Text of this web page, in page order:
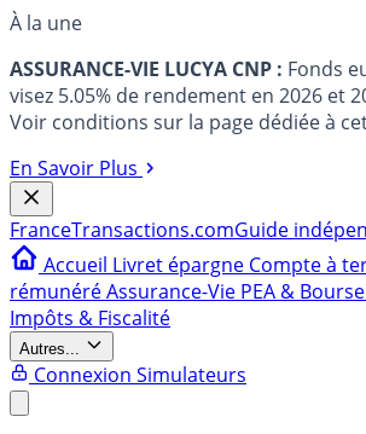
À la une
ASSURANCE-VIE LUCYA CNP : Fonds
visez 5.05% de rendement en 2026 et
Voir conditions sur la page dédiée à
En Savoir Plus
FranceTransactions.comGuide
Accueil Livret épargne Compte à
rémunéréAssurance-Vie PEA & Bourse
Impôts & Fiscalité
Autres...
Connexion Simulateurs